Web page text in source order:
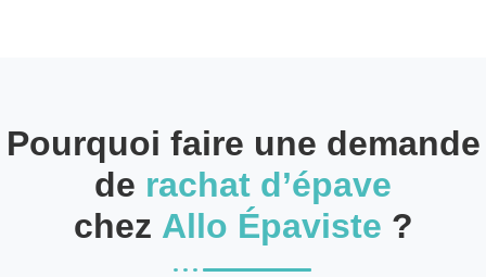
Pourquoi faire une demande
de rachat d’épave
chez Allo Épaviste ?